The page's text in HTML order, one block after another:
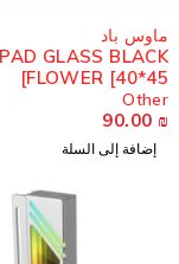
ماوس باد
GLASS BLACK
FLOWER [40*45]
Other
90.00
إضافة إلى السلة